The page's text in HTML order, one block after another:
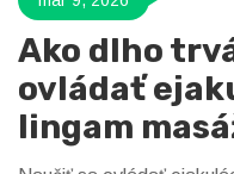
Ako dlho
ovládať
lingam